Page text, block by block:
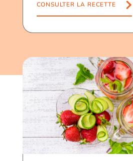
CONSULTER LA RECETTE